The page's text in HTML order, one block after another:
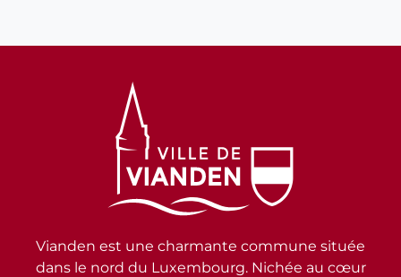
Vianden est une charmante commune située
dans le nord du Luxembourg. Nichée au cœur